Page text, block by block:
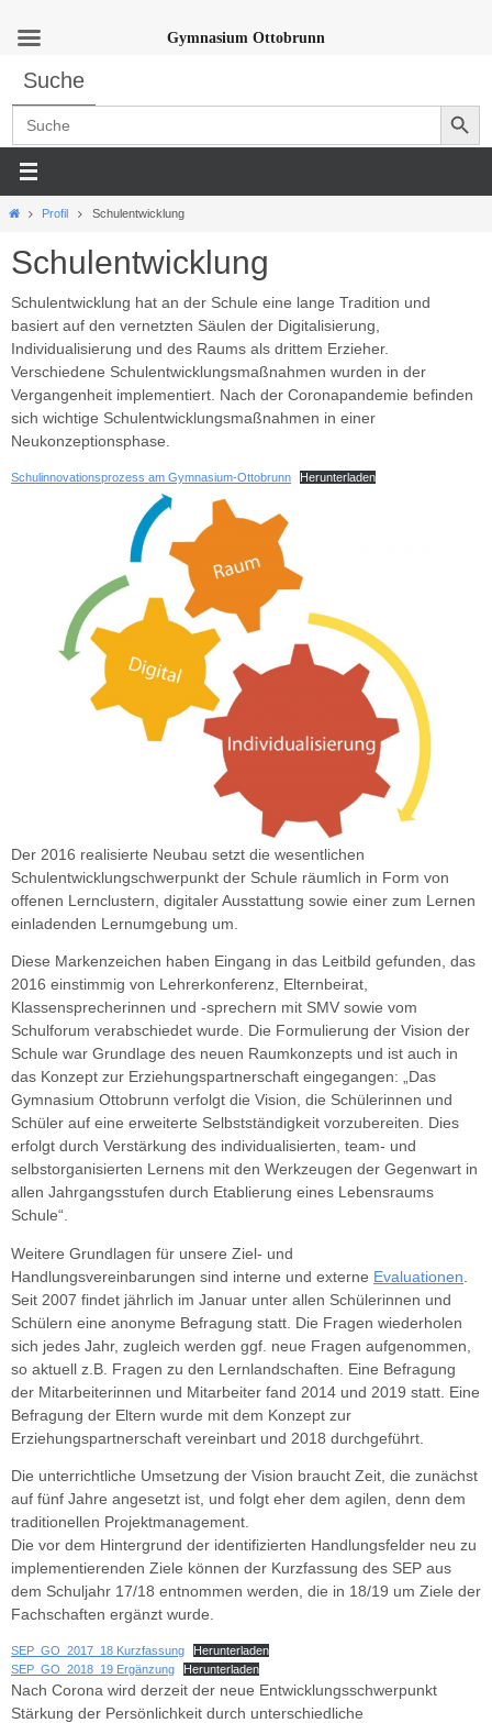
Inhalt
springen
Suche
Search
for:
Search Button
StartProfil Schulentwicklung
Schulentwicklung
Schulentwicklung hat an der Schule eine lange Tradition und
basiert auf den vernetzten Säulen der Digitalisierung,
Individualisierung und des Raums als drittem Erzieher.
Verschiedene Schulentwicklungsmaßnahmen wurden in der
Vergangenheit implementiert. Nach der Coronapandemie befinden
sich wichtige Schulentwicklungsmaßnahmen in einer
Neukonzeptionsphase.
Schulinnovationsprozess am Gymnasium-Ottobrunn Herunterladen
Der 2016 realisierte Neubau setzt die wesentlichen
Schulentwicklungschwerpunkt der Schule räumlich in Form von
offenen Lernclustern, digitaler Ausstattung sowie einer zum Lernen
einladenden Lernumgebung um.
Diese Markenzeichen haben Eingang in das Leitbild gefunden, das
2016 einstimmig von Lehrerkonferenz, Elternbeirat,
Klassensprecherinnen und -sprechern mit SMV sowie vom
Schulforum verabschiedet wurde. Die Formulierung der Vision der
Schule war Grundlage des neuen Raumkonzepts und ist auch in
das Konzept zur Erziehungspartnerschaft eingegangen: „Das
Gymnasium Ottobrunn verfolgt die Vision, die Schülerinnen und
Schüler auf eine erweiterte Selbstständigkeit vorzubereiten. Dies
erfolgt durch Verstärkung des individualisierten, team- und
selbstorganisierten Lernens mit den Werkzeugen der Gegenwart in
allen Jahrgangsstufen durch Etablierung eines Lebensraums
Schule“.
Weitere Grundlagen für unsere Ziel- und
Handlungsvereinbarungen sind interne und externe Evaluationen
Seit 2007 findet jährlich im Januar unter allen Schülerinnen und
Schülern eine anonyme Befragung statt. Die Fragen wiederholen
sich jedes Jahr, zugleich werden ggf. neue Fragen aufgenommen,
so aktuell z.B. Fragen zu den Lernlandschaften. Eine Befragung
der Mitarbeiterinnen und Mitarbeiter fand 2014 und 2019 statt. Eine
Befragung der Eltern wurde mit dem Konzept zur
Erziehungspartnerschaft vereinbart und 2018 durchgeführt.
Die unterrichtliche Umsetzung der Vision braucht Zeit, die zunächst
auf fünf Jahre angesetzt ist, und folgt eher dem agilen, denn dem
traditionellen Projektmanagement.
Die vor dem Hintergrund der identifizierten Handlungsfelder neu zu
implementierenden Ziele können der Kurzfassung des SEP aus
dem Schuljahr 17/18 entnommen werden, die in 18/19 um Ziele der
Fachschaften ergänzt wurde.
SEP_GO_2017_18 Kurzfassung
Herunterladen
SEP_GO_2018_19 Ergänzung
Herunterladen
Nach Corona wird derzeit der neue Entwicklungsschwerpunkt
Stärkung der Persönlichkeit durch unterschiedliche
Gymnasium Ottobrunn